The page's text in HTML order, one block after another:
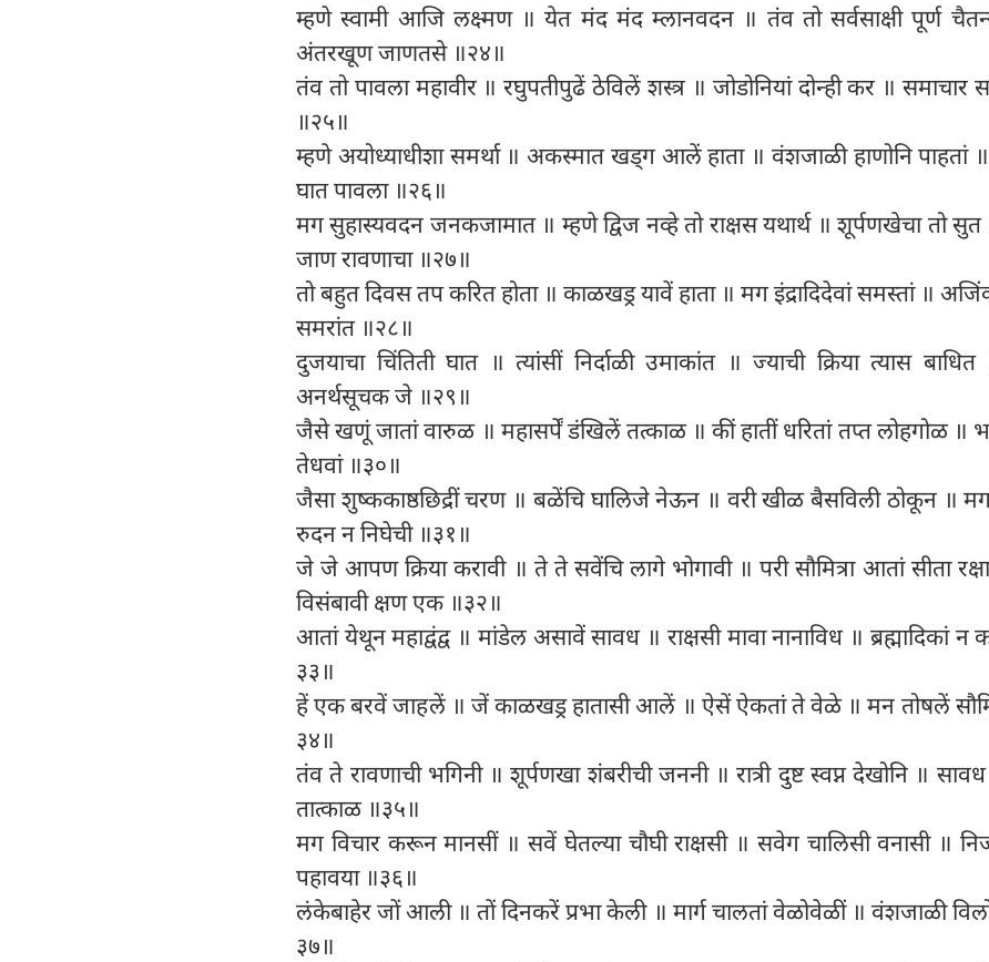
म्हणे स्वामी आजि लक्ष्मण ॥ येत मंद मंद म्लानवदन ॥ तंव तो सर्वसाक्षी पूर्ण
अंतरखूण जाणतसे ॥२४॥
तंव तो पावला महावीर ॥ रघुपतीपुढें ठेविलें शस्त्र ॥ जोडोनियां दोन्ही कर ॥ समाचार
॥२५॥
म्हणे अयोध्याधीशा समर्था ॥ अकस्मात खड्ग आलें हाता ॥ वंशजाळी हाणोनि पाहतां
घात पावला ॥२६॥
मग सुहास्यवदन जनकजामात ॥ म्हणे द्विज नव्हे तो राक्षस यथार्थ ॥ शूर्पणखेचा तो सुत
जाण रावणाचा ॥२७॥
तो बहुत दिवस तप करित होता ॥ काळखड्र यावें हाता ॥ मग इंद्रादिदेवां समस्तां ॥
समरांत ॥२८॥
दुजयाचा चिंतिती घात ॥ त्यांसीं निर्दाळी उमाकांत ॥ ज्याची क्रिया त्यास
अनर्थसूचक जे ॥२९॥
जैसे खणूं जातां वारुळ ॥ महासर्पें डंखिलें तत्काळ ॥ कीं हातीं धरितां तप्त लोहगोळ ॥
तेधवां ॥३०॥
जैसा शुष्ककाष्ठछिद्रीं चरण ॥ बळेंचि घालिजे नेऊन ॥ वरी खीळ बैसविली ठोकून ॥
रुदन न निघेची ॥३१॥
जे जे आपण क्रिया करावी ॥ ते ते सवेंचि लागे भोगावी ॥ परी सौमित्रा आतां सीता
विसंबावी क्षण एक ॥३२॥
आतां येथून महाद्वंद्व ॥ मांडेल असावें सावध ॥ राक्षसी मावा नानाविध ॥ ब्रह्मादिकां न
३३॥
हें एक बरवें जाहलें ॥ जें काळखड्र हातासी आलें ॥ ऐसें ऐकतां ते वेळे ॥ मन तोषलें
३४॥
तंव ते रावणाची भगिनी ॥ शूर्पणखा शंबरीची जननी ॥ रात्री दुष्ट स्वप्न देखोनि ॥
तात्काळ ॥३५॥
मग विचार करून मानसीं ॥ सवें घेतल्या चौघी राक्षसी ॥ सवेग चालिसी वनासी ॥
पहावया ॥३६॥
लंकेबाहेर जों आली ॥ तों दिनकरें प्रभा केली ॥ मार्ग चालतां वेळोवेळीं ॥ वंशजाळी
३७॥